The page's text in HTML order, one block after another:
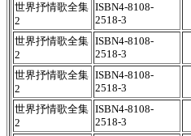
世界抒情歌全集
2
ISBN4-8108-
2518-3
世界抒情歌全集
2
ISBN4-8108-
2518-3
世界抒情歌全集
2
ISBN4-8108-
2518-3
世界抒情歌全集
2
ISBN4-8108-
2518-3